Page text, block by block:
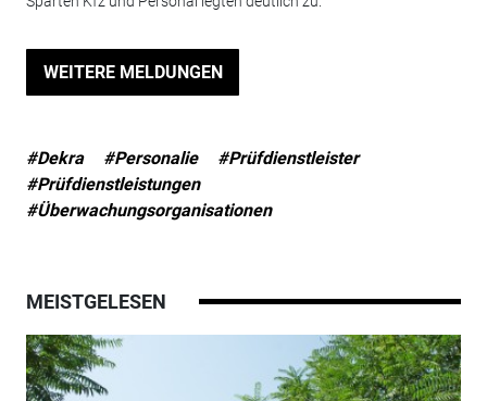
WEITERE MELDUNGEN
#Dekra #Personalie
#Prüfdienstleister
#Prüfdienstleistungen
#Überwachungsorganisationen
MEISTGELESEN